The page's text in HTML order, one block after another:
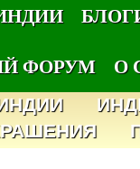
ФОРУМ
О